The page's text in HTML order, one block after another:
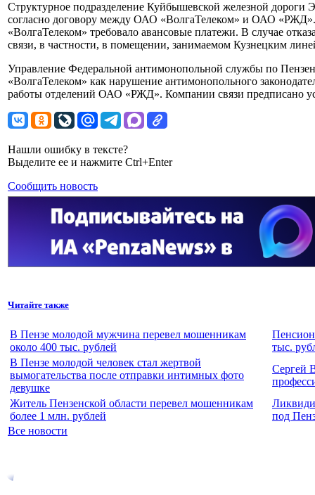
Структурное подразделение Куйбышевской железной дороги
согласно договору между ОАО «ВолгаТелеком» и ОАО
«ВолгаТелеком» требовало авансовые платежи. В случае
связи, в частности, в помещении, занимаемом Кузнецким
Управление Федеральной антимонопольной службы по
«ВолгаТелеком» как нарушение антимонопольного
работы отделений ОАО «РЖД». Компании связи предписано
Нашли ошибку в тексте?
Выделите ее и нажмите Ctrl+Enter
Сообщить новость
Читайте также
В Пензе молодой мужчина перевел мошенникам
около 400 тыс. рублей
тыс.
В Пензе молодой человек стал жертвой
вымогательства после отправки интимных фото
девушке
Сергей
Житель Пензенской области перевел мошенникам
более 1 млн. рублей
под
Все новости